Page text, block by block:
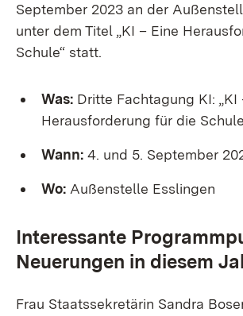
September 2023 an der
unter dem Titel „KI – Eine
Schule“ statt.
Was: Dritte Fachtagung KI: „KI
Herausforderung für die
Wann: 4. und 5. September
Wo: Außenstelle Esslingen
Interessante
Neuerungen in diesem
Frau Staatssekretärin Sandra